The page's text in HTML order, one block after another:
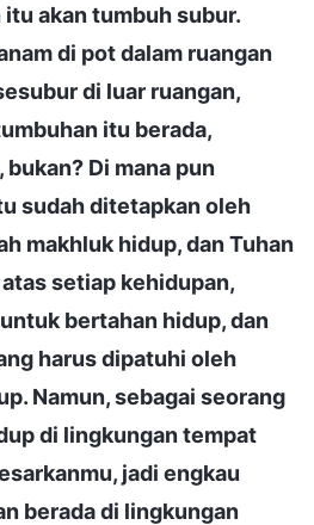
akan tumbuh subur.
di pot dalam ruangan
di luar ruangan,
itu berada,
Di mana pun
sudah ditetapkan oleh
makhluk hidup, dan Tuhan
setiap kehidupan,
bertahan hidup, dan
harus dipatuhi oleh
Namun, sebagai seorang
di lingkungan tempat
jadi engkau
berada di lingkungan